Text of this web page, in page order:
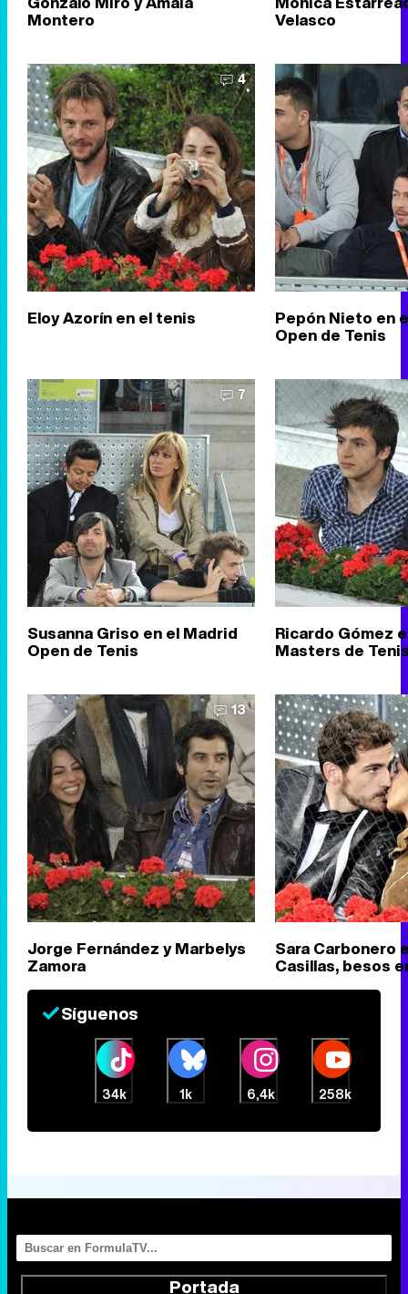
Montero Velasco
4
Eloy Azorín en el tenis Pepón Nieto en
Open de Tenis
7
Susanna Griso en el Madrid
Open de Tenis
Ricardo Gómez
Masters de
13
Jorge Fernández y Marbelys
Zamora
Sara Carbonero
Casillas, besos
Síguenos
34k 1k 6,4k 258k
Portada